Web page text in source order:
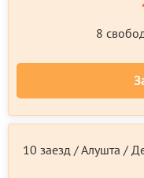
8
10 заезд / Алушта /